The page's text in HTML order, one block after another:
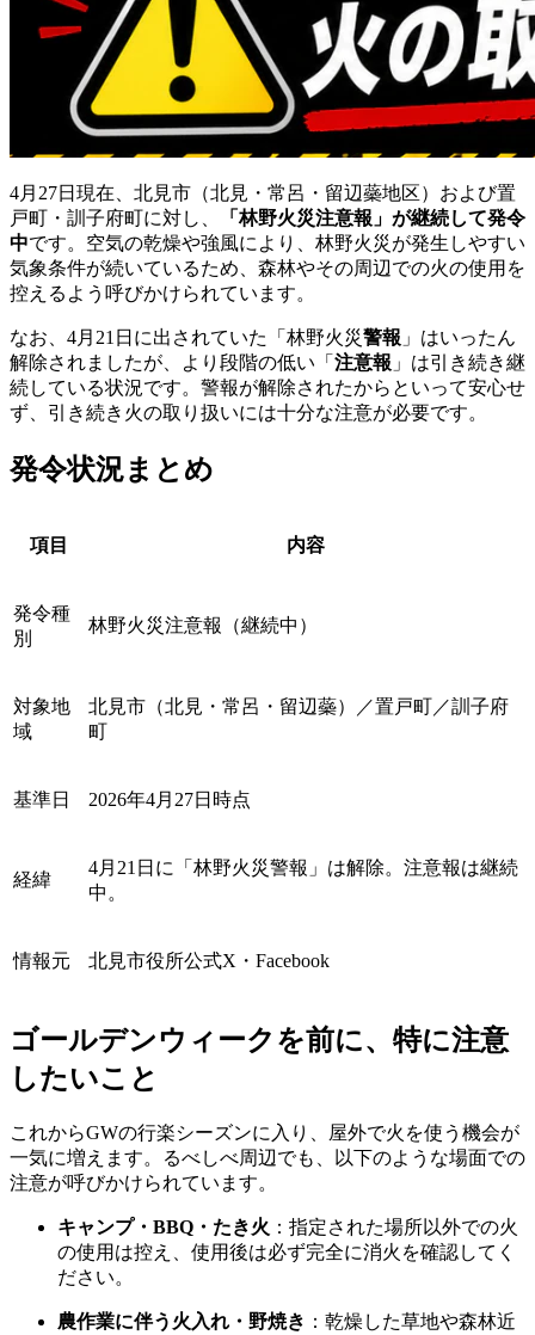
4月27日現在、北見市（北見・常呂・留辺蘂地区）および置
戸町・訓子府町に対し、
「林野火災注意報」が継続して発令
中です。空気の乾燥や強風により、林野火災が発生しやすい
気象条件が続いているため、森林やその周辺での火の使用を
控えるよう呼びかけられています。
なお、4月21日に出されていた「林野火災警報 」はいったん
解除されましたが、より段階の低い「 注意報 」は引き続き継
続している状況です。警報が解除されたからといって安心せ
ず、引き続き火の取り扱いには十分な注意が必要です。
発令状況まとめ
項目 内容
発令種
別
林野火災注意報（継続中）
対象地
域
北見市（北見・常呂・留辺蘂）／置戸町／訓子府
町
基準日 2026年4月27日時点
経緯
4月21日に「林野火災警報」は解除。注意報は継続
中。
情報元 北見市役所公式X・Facebook
ゴールデンウィークを前に、特に注意
したいこと
これからGWの行楽シーズンに入り、屋外で火を使う機会が
一気に増えます。るべしべ周辺でも、以下のような場面での
注意が呼びかけられています。
キャンプ・BBQ・たき火 ：指定された場所以外での火
の使用は控え、使用後は必ず完全に消火を確認してく
ださい。
農作業に伴う火入れ・野焼き ：乾燥した草地や森林近